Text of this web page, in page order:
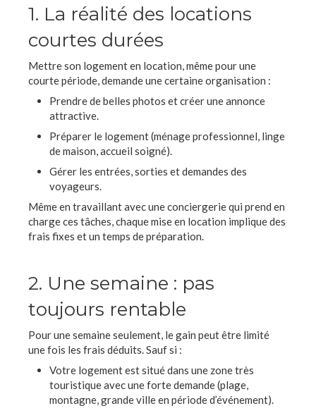
1. La réalité des locations
courtes durées
Mettre son logement en location, même pour une
courte période, demande une certaine organisation :
Prendre de belles photos et créer une annonce
attractive.
Préparer le logement (ménage professionnel, linge
de maison, accueil soigné).
Gérer les entrées, sorties et demandes des
voyageurs.
Même en travaillant avec une conciergerie qui prend en
charge ces tâches, chaque mise en location implique des
frais fixes et un temps de préparation.
2. Une semaine : pas
toujours rentable
Pour une semaine seulement, le gain peut être limité
une fois les frais déduits. Sauf si :
Votre logement est situé dans une zone très
touristique avec une forte demande (plage,
montagne, grande ville en période d’événement).